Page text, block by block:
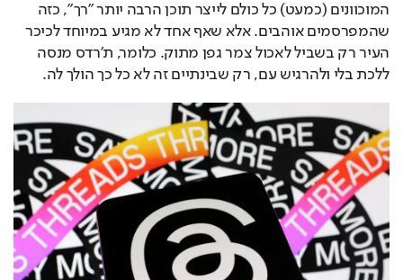
המוכוונים (כמעט) כל כולם לייצר תוכן הרבה יותר "רך", כזה
שהמפרסמים אוהבים. אלא שאף אחד לא מגיע במיוחד לכיכר
העיר רק בשביל לאכול צמר גפן מתוק. כלומר, ת'רדס מנסה
ללכת בלי ולהרגיש עם, רק שבינתיים זה לא כל כך הולך לה.